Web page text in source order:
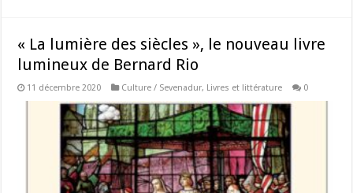
« La lumière des siècles », le nouveau livre
lumineux de Bernard Rio
11 décembre 2020 Culture / Sevenadur, Livres et littérature 0